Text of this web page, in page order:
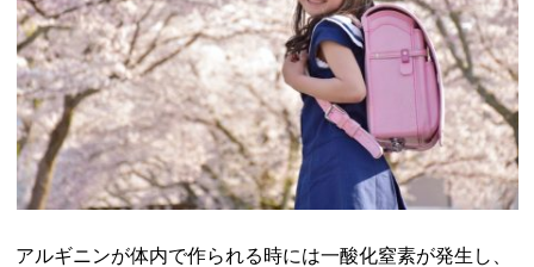
アルギニンが体内で作られる時には一酸化窒素が発生し、